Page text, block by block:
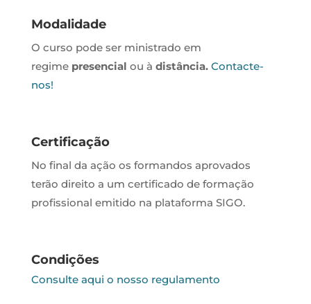
Modalidade
O curso pode ser ministrado em
regime presencial ou à distância. Contacte-
nos!
Certificação
No final da ação os formandos aprovados
terão direito a um certificado de formação
profissional emitido na plataforma SIGO.
Condições
Consulte aqui o nosso regulamento